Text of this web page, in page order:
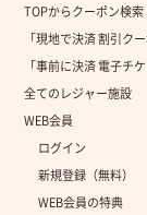
TOPからクーポン検索
「現地で決済 割引ク
「事前に決済 電子チ
全てのレジャー施設
WEB会員
ログイン
新規登録（無料）
WEB会員の特典